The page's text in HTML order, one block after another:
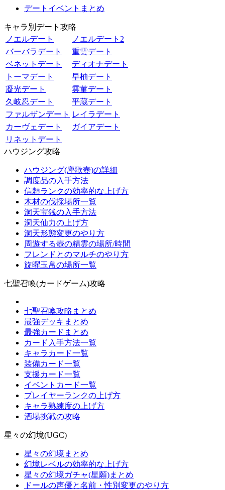
デートイベントまとめ
キャラ別デート攻略
ノエルデート
ノエルデート2
バーバラデート
重雲デート
ベネットデート
ディオナデート
トーマデート
早柚デート
凝光デート
雲菫デート
久岐忍デート
平蔵デート
ファルザンデート レイラデート
カーヴェデート
ガイアデート
リネットデート
ハウジング攻略
ハウジング(塵歌壺)の詳細
調度品の入手方法
信頼ランクの効率的な上げ方
木材の伐採場所一覧
洞天宝銭の入手方法
洞天仙力の上げ方
洞天形態変更のやり方
周遊する壺の精霊の場所/時間
フレンドとのマルチのやり方
旋曜玉帛の場所一覧
七聖召喚(カードゲーム)攻略
七聖召喚攻略まとめ
最強デッキまとめ
最強カードまとめ
カード入手方法一覧
キャラカード一覧
装備カード一覧
支援カード一覧
イベントカード一覧
プレイヤーランクの上げ方
キャラ熟練度の上げ方
酒場挑戦の攻略
星々の幻境(UGC)
星々の幻境まとめ
幻境レベルの効率的な上げ方
星々の幻境ガチャ(星願)まとめ
ドールの声優と名前・性別変更のやり方